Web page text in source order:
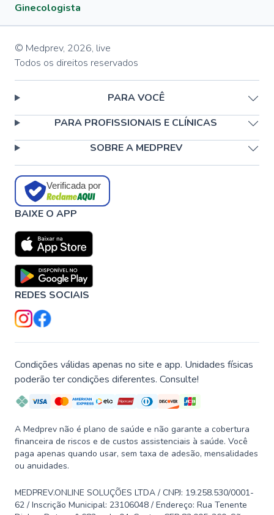
Ginecologista
© Medprev, 2026, live
Todos os direitos reservados
PARA VOCÊ
PARA PROFISSIONAIS E CLÍNICAS
SOBRE A MEDPREV
Verificada por
BAIXE O APP
REDES SOCIAIS
Condições válidas apenas no site e app. Unidades físicas
poderão ter condições diferentes. Consulte!
A Medprev não é plano de saúde e não garante a cobertura
financeira de riscos e de custos assistenciais à saúde. Você
paga apenas quando usar, sem taxa de adesão, mensalidades
ou anuidades.
MEDPREV.ONLINE SOLUÇÕES LTDA / CNPJ: 19.258.530/0001-
62 / Inscrição Municipal: 23106048 / Endereço: Rua Tenente